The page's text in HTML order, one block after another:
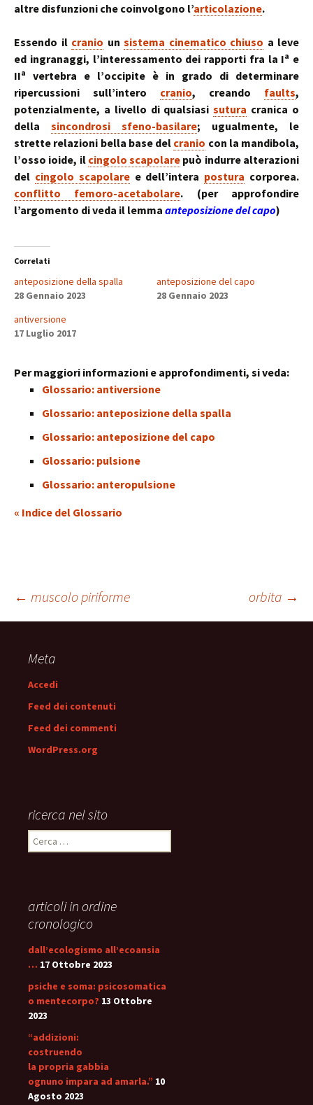
altre disfunzioni che coinvolgono l’articolazione.
Essendo il cranio un sistema cinematico chiuso a leve
ed ingranaggi, l’interessamento dei rapporti fra la Ia e
IIa
vertebra e l’occipite è in grado di determinare
ripercussioni sull’intero cranio, creando faults,
potenzialmente, a livello di qualsiasisutura cranica o
della sincondrosi sfeno-basilare; ugualmente, le
strette relazioni bella base del cranio con la mandibola,
l’osso ioide, il cingolo scapolare può indurre alterazioni
del cingolo scapolaree dell’intera postura corporea.
conflitto femoro-acetabolare. (per approfondire
l’argomento di veda il lemma anteposizione del capo)
Correlati
anteposizione della spalla
28 Gennaio 2023
anteposizione del capo
28 Gennaio 2023
antiversione
17 Luglio 2017
Per maggiori informazioni e approfondimenti, si veda:
Glossario: antiversione
Glossario: anteposizione della spalla
Glossario: anteposizione del capo
Glossario: pulsione
Glossario: anteropulsione
« Indice del Glossario
Navigazione
articolo
← muscolo piriforme orbita →
Meta
Accedi
Feed dei contenuti
Feed dei commenti
WordPress.org
ricerca nel sito
Ricerca
per:
articoli in ordine
cronologico
dall’ecologismo all’ecoansia
… 17 Ottobre 2023
psiche e soma: psicosomatica
o mentecorpo? 13 Ottobre
2023
“addizioni:
costruendo
la propria gabbia
ognuno impara ad amarla.” 10
Agosto 2023